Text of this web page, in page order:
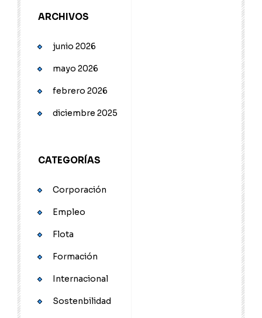
ARCHIVOS
junio 2026
mayo 2026
febrero 2026
diciembre 2025
CATEGORÍAS
Corporación
Empleo
Flota
Formación
Internacional
Sostenbilidad